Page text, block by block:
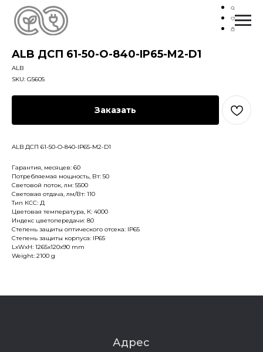
ALB ДСП 61-50-O-840-IP65-M2-D1
ALB
SKU: G5605
Заказать
ALB ДСП 61-50-O-840-IP65-M2-D1
Гарантия, месяцев: 60
Потребляемая мощность, Вт: 50
Световой поток, лм: 5500
Световая отдача, лм/Вт: 110
Тип КСС: Д
Цветовая температура, К: 4000
Индекс цветопередачи: 80
Степень защиты оптического отсека: IP65
Степень защиты корпуса: IP65
LxWxH: 1265x120x90 mm
Weight: 2100 g
Адрес